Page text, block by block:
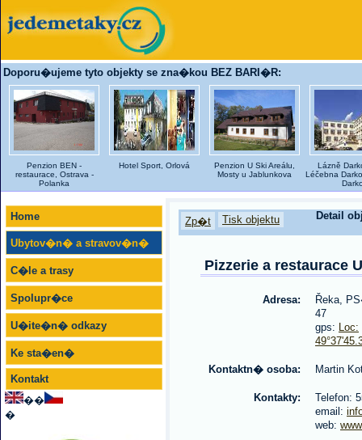
Doporu�ujeme tyto objekty se zna�kou BEZ BARI�R:
Penzion BEN -
restaurace, Ostrava -
Polanka
Hotel Sport, Orlová
Penzion U Ski Areálu,
Mosty u Jablunkova
Lázně
Léčebna
Home
Ubytov�n� a stravov�n�
C�le a trasy
Spolupr�ce
U�ite�n� odkazy
Ke sta�en�
Kontakt
��
�
Detail
Zp�t Tisk objektu
Pizzerie a restaurace
Adresa:
Řeka,
47
gps: Loc:
Kontaktn� osoba: Martin
Kontakty:
Telefon:
email:
web: